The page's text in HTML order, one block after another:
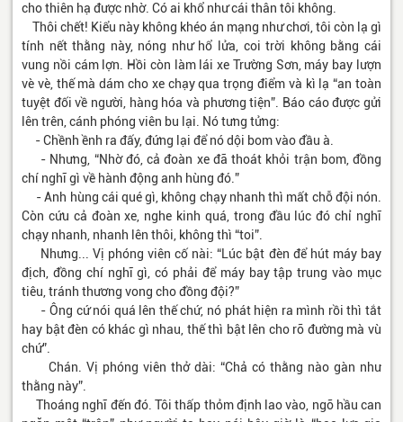
cho thiên hạ được nhờ. Có ai khổ như cái thân tôi không.
Thôi chết! Kiểu này không khéo án mạng như chơi, tôi còn lạ gì
tính nết thằng này, nóng như hổ lửa, coi trời không bằng cái
vung nồi cám lợn. Hồi còn làm lái xe Trường Sơn, máy bay lượn
vè vè, thế mà dám cho xe chạy qua trọng điểm và kì lạ “an toàn
tuyệt đối về người, hàng hóa và phương tiện”. Báo cáo được gửi
lên trên, cánh phóng viên bu lại. Nó tưng tửng:
- Chềnh ềnh ra đấy, đứng lại để nó dội bom vào đầu à.
- Nhưng, “Nhờ đó, cả đoàn xe đã thoát khỏi trận bom, đồng
chí nghĩ gì về hành động anh hùng đó.”
- Anh hùng cái qué gì, không chạy nhanh thì mất chỗ đội nón.
Còn cứu cả đoàn xe, nghe kinh quá, trong đầu lúc đó chỉ nghĩ
chạy nhanh, nhanh lên thôi, không thì “toi”.
Nhưng... Vị phóng viên cố nài: “Lúc bật đèn để hút máy bay
địch, đồng chí nghĩ gì, có phải để máy bay tập trung vào mục
tiêu, tránh thương vong cho đồng đội?”
- Ông cứ nói quá lên thế chứ, nó phát hiện ra mình rồi thì tắt
hay bật đèn có khác gì nhau, thế thì bật lên cho rõ đường mà vù
chứ”.
Chán. Vị phóng viên thở dài: “Chả có thằng nào gàn như
thằng này”.
Thoáng nghĩ đến đó. Tôi thấp thỏm định lao vào, ngõ hầu can